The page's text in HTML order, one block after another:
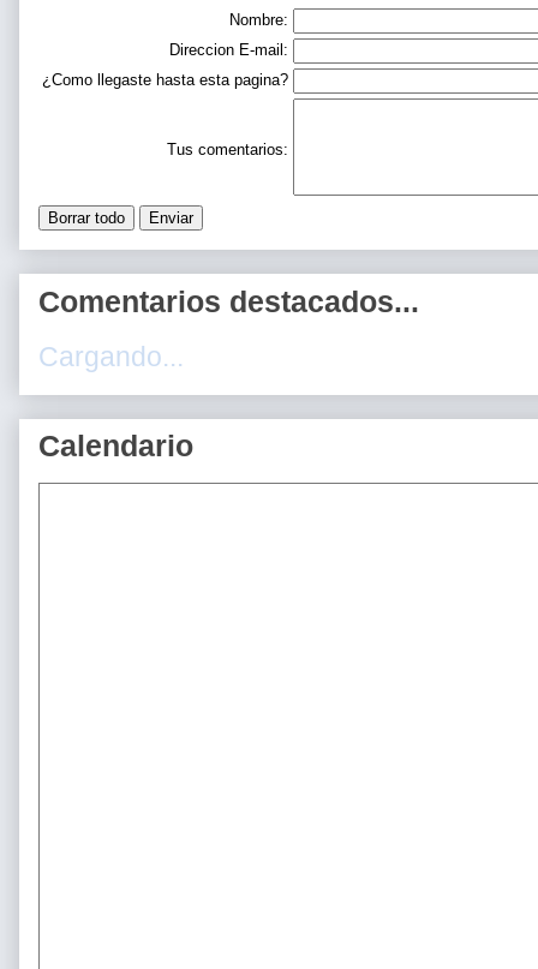
Nombre:
Direccion E-mail:
¿Como llegaste hasta esta pagina?
Tus comentarios:
Comentarios destacados...
Cargando...
Calendario